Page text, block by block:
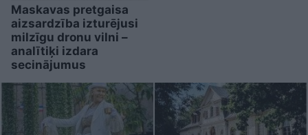
Maskavas pretgaisa
aizsardzība izturējusi
milzīgu dronu vilni –
analītiķi izdara
secinājumus